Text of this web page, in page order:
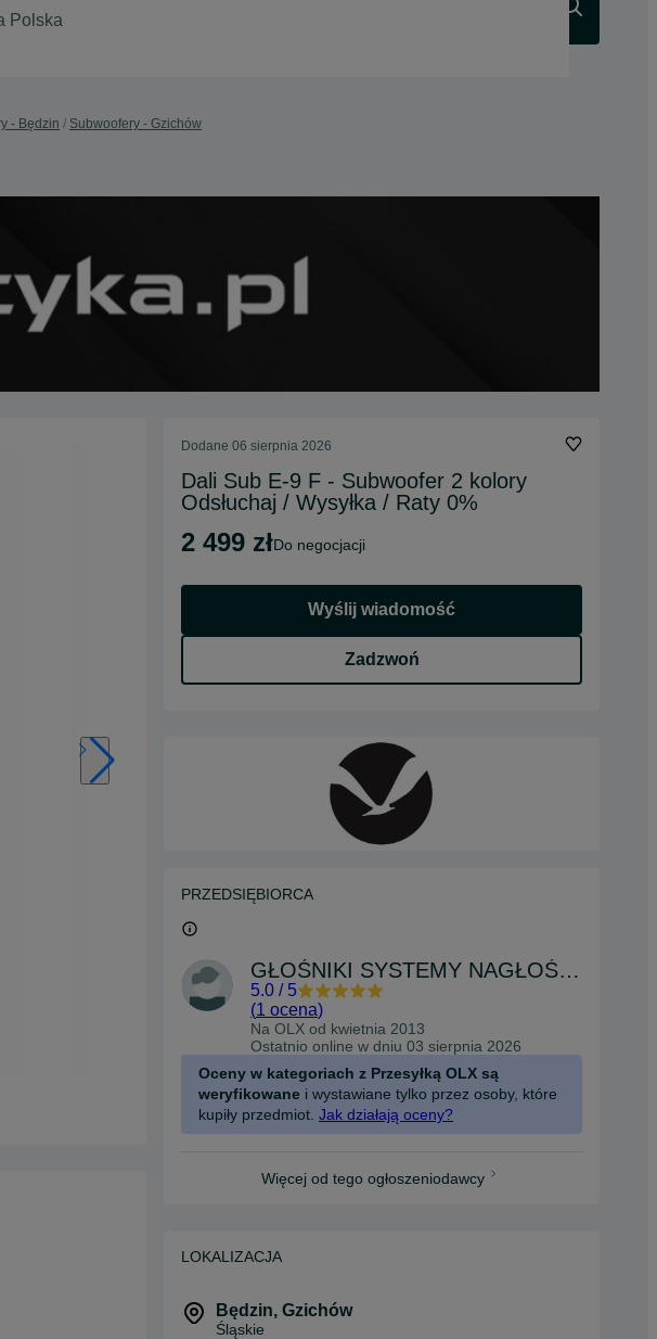
- Będzin Subwoofery - Gzichów
Dodane 06 sierpnia 2026
Dali Sub E-9 F - Subwoofer 2 kolory
Odsłuchaj / Wysyłka / Raty 0%
2 499 zł do negocjacji
Wyślij wiadomość
Zadzwoń
PRZEDSIĘBIORCA
GŁOŚNIKI SYSTEMY NAGŁOŚNIEŃ AKUSTYKA
5.0 / 5
(1 ocena)
Na OLX od kwietnia 2013
Ostatnio online w dniu 03 sierpnia 2026
Oceny w kategoriach z Przesyłką OLX są
weryfikowane i wystawiane tylko przez osoby, które
kupiły przedmiot. Jak działają oceny?
Więcej od tego ogłoszeniodawcy
LOKALIZACJA
Będzin, Gzichów
Śląskie